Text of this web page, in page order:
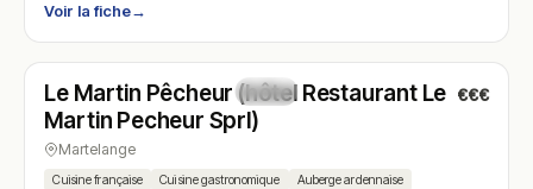
Voir la fiche→
N° 7
Le Martin Pêcheur (hôtel Restaurant Le
Martin Pecheur Sprl)
€€€
Martelange
Cuisine française Cuisine gastronomique Auberge ardennaise